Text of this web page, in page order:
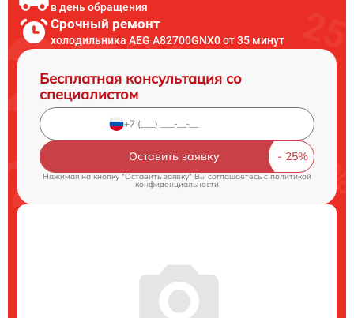
в день обращения
Срочный ремонт
холодильника AEG A82700GNX0 от 35 минут
Бесплатная консультация со
специалистом
Оставить заявку
Нажимая на кнопку "Оставить заявку" Вы соглашаетесь cполитикой
конфиденциальности